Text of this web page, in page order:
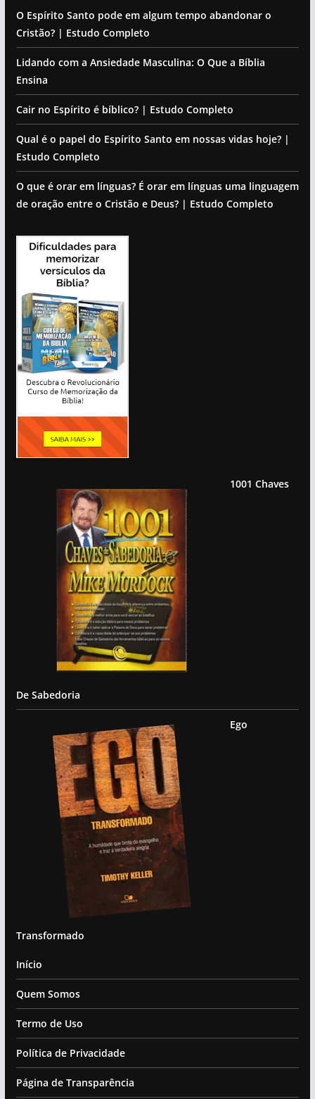
O Espírito Santo pode em algum tempo abandonar o
Cristão? | Estudo Completo
Lidando com a Ansiedade Masculina: O Que a Bíblia
Ensina
Cair no Espírito é bíblico? | Estudo Completo
Qual é o papel do Espírito Santo em nossas vidas hoje? |
Estudo Completo
O que é orar em línguas? É orar em línguas uma linguagem
de oração entre o Cristão e Deus? | Estudo Completo
1001 Chaves
De Sabedoria
Ego
Transformado
Início
Quem Somos
Termo de Uso
Política de Privacidade
Página de Transparência